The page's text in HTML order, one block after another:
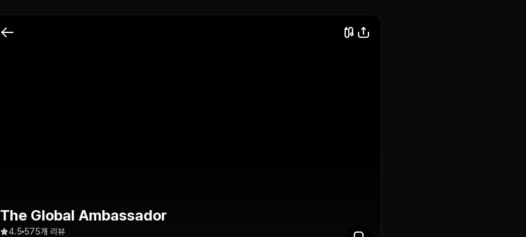
The Global Ambassador
4.5 575개 리뷰